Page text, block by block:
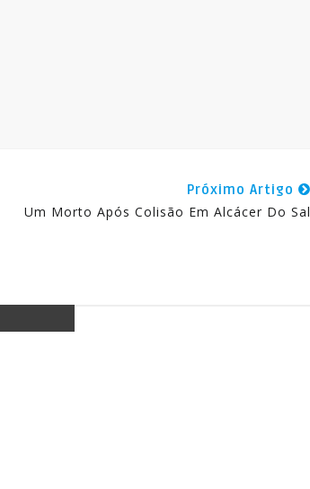
Próximo Artigo
Um Morto Após Colisão Em Alcácer Do Sal